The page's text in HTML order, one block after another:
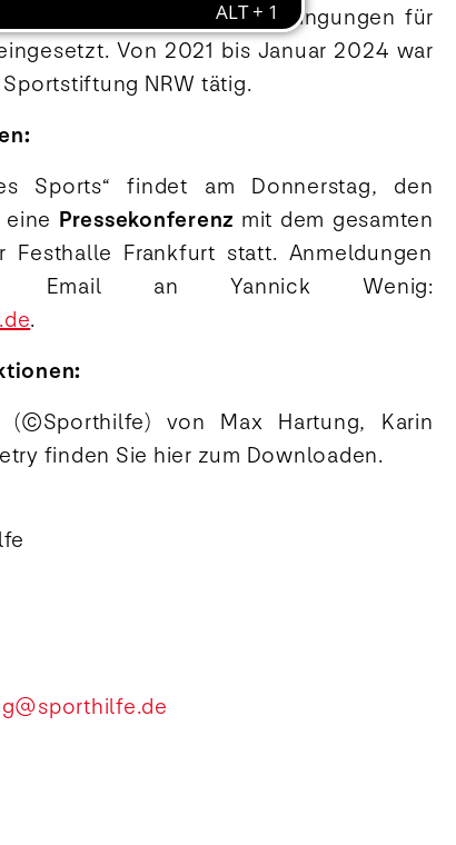
der Rahmenbedingungen für
Von 2021 bis Januar 2024 war
NRW tätig.
Sports“ findet am Donnerstag, den
eine Pressekonferenz mit dem gesamten
Festhalle Frankfurt statt. Anmeldungen
Email an Yannick Wenig:
.
(©Sporthilfe) von Max Hartung, Karin
finden Sie hier zum Downloaden.